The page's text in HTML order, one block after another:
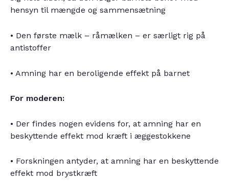
hensyn til mængde og sammensætning
• Den første mælk – råmælken – er særligt rig på
antistoffer
• Amning har en beroligende effekt på barnet
For moderen:
• Der findes nogen evidens for, at amning har en
beskyttende effekt mod kræft i æggestokkene
• Forskningen antyder, at amning har en beskyttende
effekt mod brystkræft